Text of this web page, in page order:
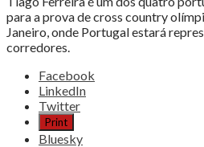
para a prova de cross country
Janeiro, onde Portugal estará
corredores.
Share
post
"Tiago
Ferreira
Facebook
LinkedIn
Twitter
Print
Bluesky